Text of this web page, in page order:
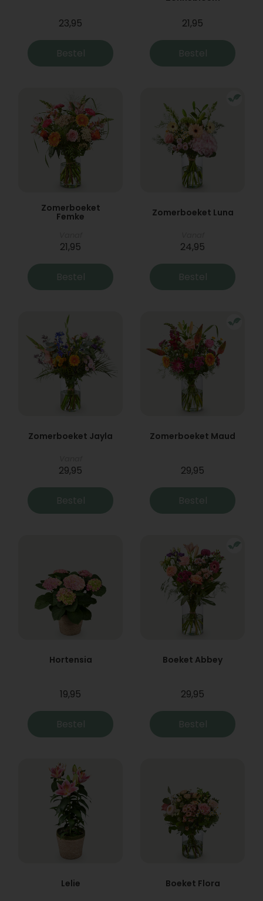
23,95
Bestel
21,95
Bestel
Zomerboeket
Femke
21,95
Bestel
Zomerboeket Luna
24,95
Bestel
Zomerboeket Jayla
29,95
Bestel
Zomerboeket Maud
29,95
Bestel
Hortensia
19,95
Bestel
Boeket Abbey
29,95
Bestel
Lelie Boeket Flora